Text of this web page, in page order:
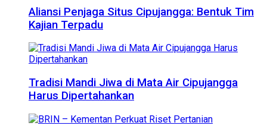
Aliansi Penjaga Situs Cipujangga: Bentuk Tim
Kajian Terpadu
Tradisi Mandi Jiwa di Mata Air Cipujangga
Harus Dipertahankan